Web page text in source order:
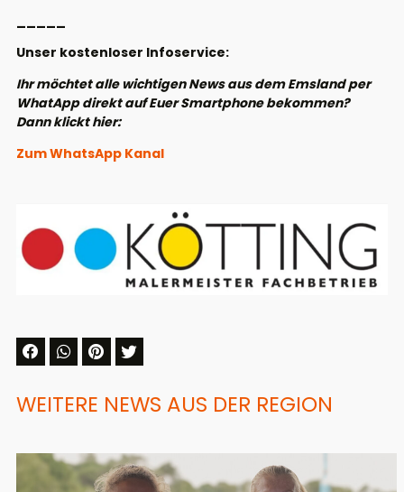
Unser kostenloser Infoservice:
Ihr möchtet alle wichtigen News aus dem Emsland per
WhatApp direkt auf Euer Smartphone bekommen?
Dann klickt hier:
Zum WhatsApp Kanal
WEITERE NEWS AUS DER REGION